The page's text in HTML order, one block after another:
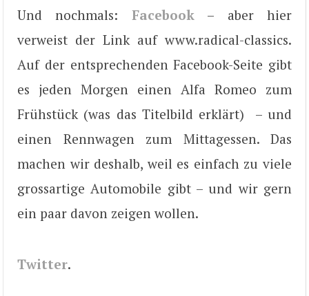
Und nochmals: Facebook– aber hier
verweist der Link auf www.radical-classics.
Auf der entsprechenden Facebook-Seite gibt
es jeden Morgen einen Alfa Romeo zum
Frühstück (was das Titelbild erklärt) – und
einen Rennwagen zum Mittagessen. Das
machen wir deshalb, weil es einfach zu viele
grossartige Automobile gibt – und wir gern
ein paar davon zeigen wollen.
Twitter.